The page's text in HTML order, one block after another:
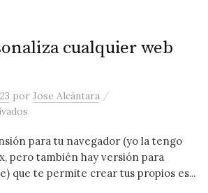
cualquier web
porJose Alcántara /
para tu navegador (yo la tengo
pero también hay versión para
que te permite crear tus propios es...